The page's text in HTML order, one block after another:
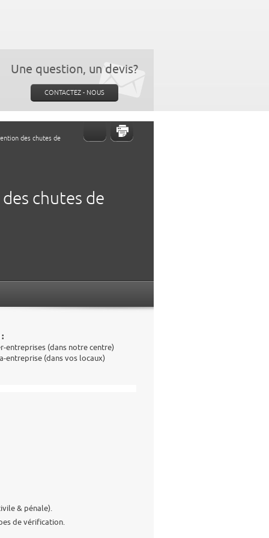
Une question, un devis?
CONTACTEZ - NOUS
des chutes de
chutes de
entreprises (dans notre centre)
entreprise (dans vos locaux)
& pénale).
de vérification.